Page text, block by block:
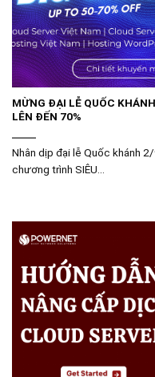
MỪNG ĐẠI LỄ QUỐC
LÊN ĐẾN 70%
Nhân dịp đại lễ Quốc khánh
chương trình SIÊU...